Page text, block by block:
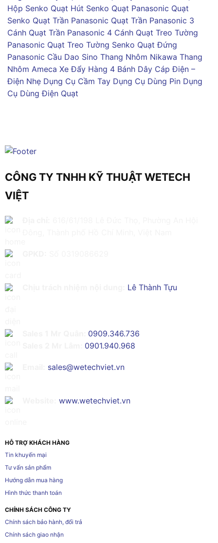
Hộp Senko Quạt Hút Senko Quạt Panasonic Quạt
Senko Quạt Trần Panasonic Quạt Trần Panasonic 3
Cánh Quạt Trần Panasonic 4 Cánh Quạt Treo Tường
Panasonic Quạt Treo Tường Senko Quạt Đứng
Panasonic Cầu Dao Sino Thang Nhôm Nikawa Thang
Nhôm Ameca Xe Đẩy Hàng 4 Bánh Dây Cáp Điện –
Điện Nhẹ Dụng Cụ Cầm Tay Dụng Cụ Dùng Pin Dụng
Cụ Dùng Điện Quạt
CÔNG TY TNHH KỸ THUẬT WETECH
VIỆT
Lê Thành Tựu
0909.346.736
0901.940.968
sales@wetechviet.vn
www.wetechviet.vn
HỖ TRỢ KHÁCH HÀNG
Tin khuyến mại
Tư vấn sản phẩm
Hướng dẫn mua hàng
Hình thức thanh toán
CHÍNH SÁCH CÔNG TY
Chính sách bảo hành, đổi trả
Chính sách giao nhận